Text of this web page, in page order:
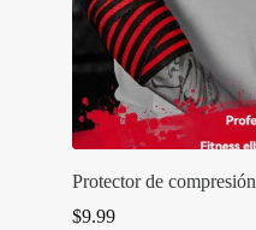
Protector de compresión
para codo.
$9.99